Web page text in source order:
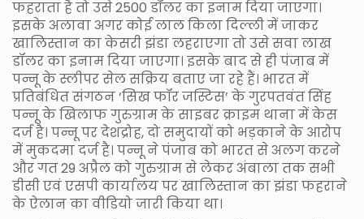
फहराता है तो उसे 2500 डॉलर का इनाम दिया जाएगा।
इसके अलावा अगर कोई लाल किला दिल्ली में जाकर
खालिस्तान का केसरी झंडा लहराएगा तो उसे सवा लाख
डॉलर का इनाम दिया जाएगा। इसके बाद से ही पंजाब में
पन्नू के स्लीपर सेल सक्रिय बताए जा रहे हैं। भारत में
प्रतिबंधित संगठन ‘सिख फॉर जस्टिस’ के गुरपतवंत सिंह
पन्नू के खिलाफ गुरुग्राम के साइबर क्राइम थाना में केस
दर्ज है। पन्नू पर देशद्रोह, दो समुदायों को भड़काने के आरोप
में मुकदमा दर्ज है। पन्नू ने पंजाब को भारत से अलग करने
और गत 29 अप्रैल को गुरुग्राम से लेकर अंबाला तक सभी
डीसी एवं एसपी कार्यालय पर खालिस्तान का झंडा फहराने
के ऐलान का वीडियो जारी किया था।